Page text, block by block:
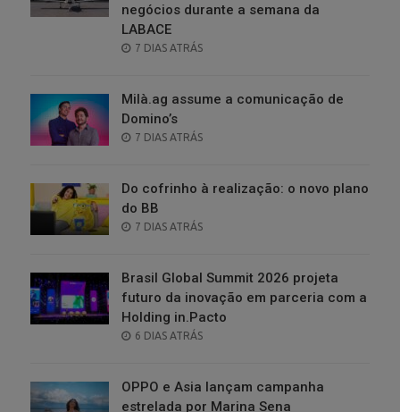
negócios durante a semana da
LABACE
POSTED
7 DIAS ATRÁS
Milà.ag assume a comunicação de
Domino’s
POSTED
7 DIAS ATRÁS
Do cofrinho à realização: o novo plano
do BB
POSTED
7 DIAS ATRÁS
Brasil Global Summit 2026 projeta
futuro da inovação em parceria com a
Holding in.Pacto
POSTED
6 DIAS ATRÁS
OPPO e Asia lançam campanha
estrelada por Marina Sena